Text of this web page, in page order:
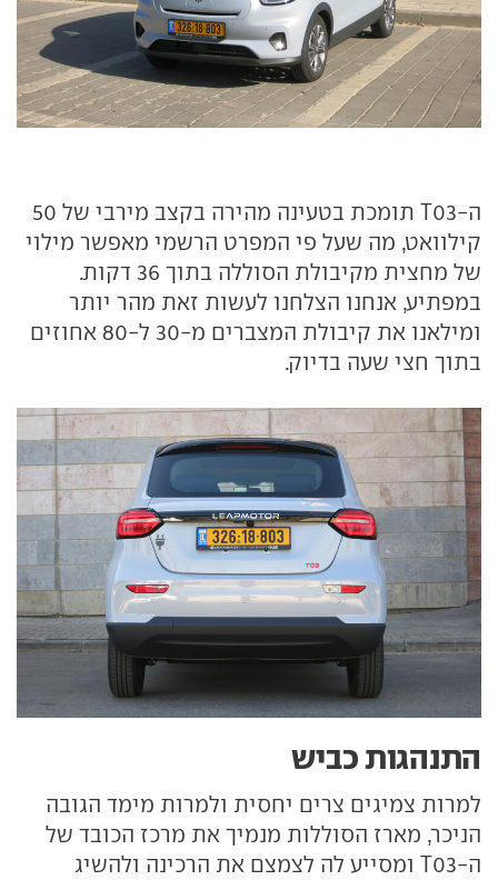
ה-T03 תומכת בטעינה מהירה בקצב מירבי של 50
קילוואט, מה שעל פי המפרט הרשמי מאפשר מילוי
של מחצית מקיבולת הסוללה בתוך 36 דקות.
במפתיע, אנחנו הצלחנו לעשות זאת מהר יותר
ומילאנו את קיבולת המצברים מ-30 ל-80 אחוזים
בתוך חצי שעה בדיוק.
התנהגות כביש
למרות צמיגים צרים יחסית ולמרות מימד הגובה
הניכר, מארז הסוללות מנמיך את מרכז הכובד של
ה-T03 ומסייע לה לצמצם את הרכינה ולהשיג